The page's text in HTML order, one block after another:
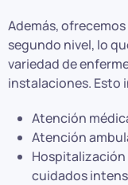
Además,
segundo nivel, lo
variedad de
instalaciones. Esto
Atención
Atención
cuidados